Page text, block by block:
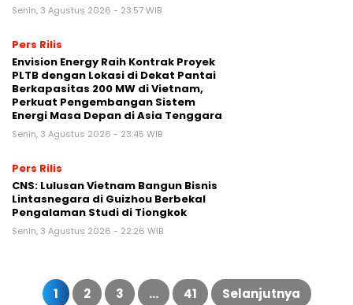
Senin, 3 Agustus 2026 - 23:57 WIB
Pers Rilis
Envision Energy Raih Kontrak Proyek
PLTB dengan Lokasi di Dekat Pantai
Berkapasitas 200 MW di Vietnam,
Perkuat Pengembangan Sistem
Energi Masa Depan di Asia Tenggara
Senin, 3 Agustus 2026 - 23:45 WIB
Pers Rilis
CNS: Lulusan Vietnam Bangun Bisnis
Lintasnegara di Guizhou Berbekal
Pengalaman Studi di Tiongkok
Senin, 3 Agustus 2026 - 22:26 WIB
Paginasi
pos
1 2 3 … 41 Selanjutnya